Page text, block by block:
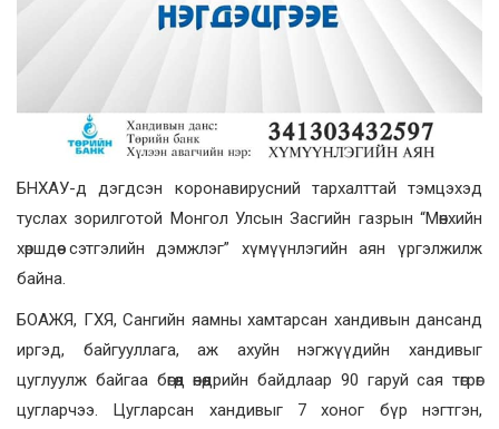
БНХАУ-д дэгдсэн коронавирусний тархалттай тэмцэхэд
туслах зорилготой Монгол Улсын Засгийн газрын “Мөнхийн
хөршдөө сэтгэлийн дэмжлэг” хүмүүнлэгийн аян үргэлжилж
байна.
БОАЖЯ, ГХЯ, Сангийн яамны хамтарсан хандивын дансанд
иргэд, байгууллага, аж ахуйн нэгжүүдийн хандивыг
цуглуулж байгаа бөгөөд өнөөдрийн байдлаар 90 гаруй сая төгрөг
цугларчээ. Цугларсан хандивыг 7 хоног бүр нэгтгэн,